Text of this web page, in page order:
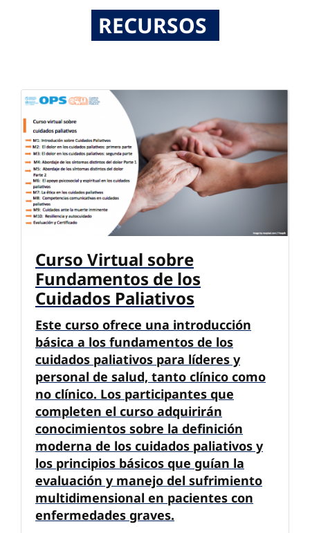
RECURSOS
Curso Virtual sobre
Fundamentos de los
Cuidados Paliativos
Este curso ofrece una introducción
básica a los fundamentos de los
cuidados paliativos para líderes y
personal de salud, tanto clínico como
no clínico. Los participantes que
completen el curso adquirirán
conocimientos sobre la definición
moderna de los cuidados paliativos y
los principios básicos que guían la
evaluación y manejo del sufrimiento
multidimensional en pacientes con
enfermedades graves.